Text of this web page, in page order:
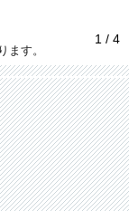
1 / 4
ます。